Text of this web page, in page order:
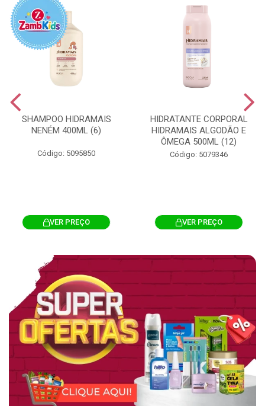
SHAMPOO HIDRAMAIS
NENÉM 400ML (6)
Código: 5095850
VER PREÇO
HIDRATANTE CORPORAL
HIDRAMAIS ALGODÃO E
ÔMEGA 500ML (12)
Código: 5079346
VER PREÇO